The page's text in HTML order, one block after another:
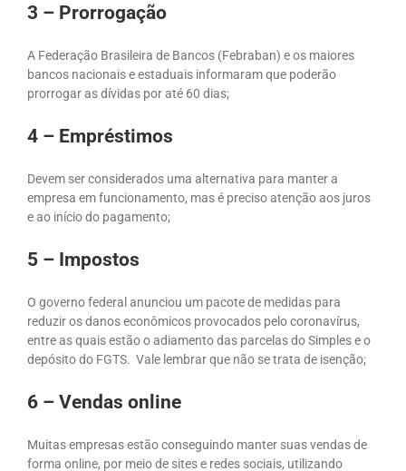
3 – Prorrogação
A Federação Brasileira de Bancos (Febraban) e os maiores
bancos nacionais e estaduais informaram que poderão
prorrogar as dívidas por até 60 dias;
4 – Empréstimos
Devem ser considerados uma alternativa para manter a
empresa em funcionamento, mas é preciso atenção aos juros
e ao início do pagamento;
5 – Impostos
O governo federal anunciou um pacote de medidas para
reduzir os danos econômicos provocados pelo coronavírus,
entre as quais estão o adiamento das parcelas do Simples e o
depósito do FGTS. Vale lembrar que não se trata de isenção;
6 – Vendas online
Muitas empresas estão conseguindo manter suas vendas de
forma online, por meio de sites e redes sociais, utilizando